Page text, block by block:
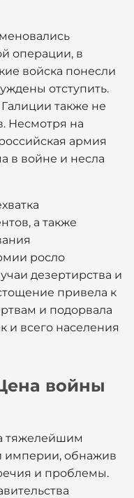
операции, в
войска понесли
отступить.
также не
Несмотря на
армия
в войне и несла
а также
росло
дезертирства и
привела к
и подорвала
и всего населения
войны
тяжелейшим
империи, обнажив
и проблемы.